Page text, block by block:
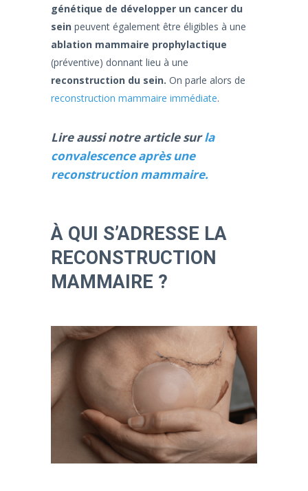
génétique de développer un cancer du
sein peuvent également être éligibles à une
ablation mammaire prophylactique
(préventive) donnant lieu à une
reconstruction du sein. On parle alors de
reconstruction mammaire immédiate.
Lire aussi notre article surla
convalescence après une
reconstruction mammaire.
À QUI S’ADRESSE LA
RECONSTRUCTION
MAMMAIRE ?